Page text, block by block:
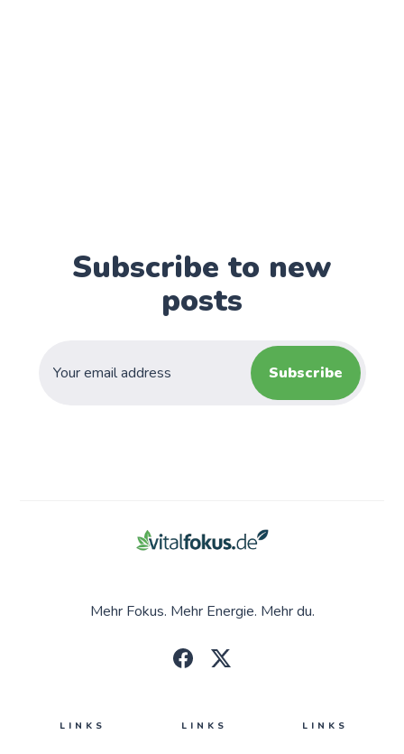
Subscribe to new
posts
Subscribe
Mehr Fokus. Mehr Energie. Mehr du.
LINKS LINKS LINKS